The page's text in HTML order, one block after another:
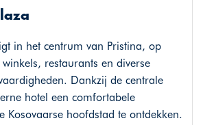
in het centrum van Pristina, op
restaurants en diverse
Dankzij de centrale
hotel een comfortabele
Kosovaarse hoofdstad te ontdekken.